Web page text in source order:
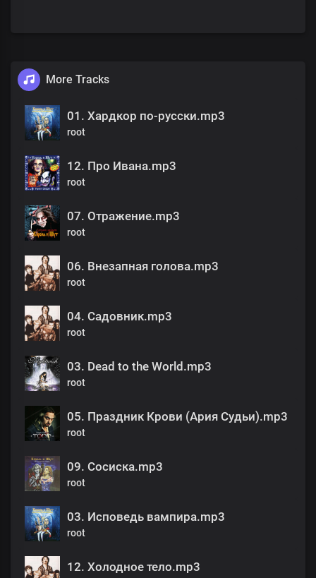
More Tracks
01. Хардкор по-русски.mp3
root
12. Про Ивана.mp3
root
07. Отражение.mp3
root
06. Внезапная голова.mp3
root
04. Садовник.mp3
root
03. Dead to the World.mp3
root
05. Праздник Крови (Ария Судьи).mp3
root
09. Сосиска.mp3
root
03. Исповедь вампира.mp3
root
12. Холодное тело.mp3